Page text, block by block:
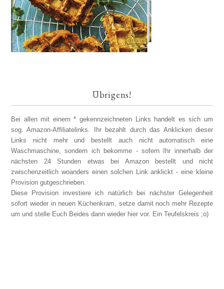
Übrigens!
Bei allen mit einem * gekennzeichneten Links handelt es sich um
sog. Amazon-Affiliatelinks. Ihr bezahlt durch das Anklicken dieser
Links nicht mehr und bestellt auch nicht automatisch eine
Waschmaschine, sondern ich bekomme - sofern Ihr innerhalb der
nächsten 24 Stunden etwas bei Amazon bestellt und nicht
zwischenzeitlich woanders einen solchen Link anklickt - eine kleine
Provision gutgeschrieben.
Diese Provision investiere ich natürlich bei nächster Gelegenheit
sofort wieder in neuen Küchenkram, setze damit noch mehr Rezepte
um und stelle Euch Beides dann wieder hier vor. Ein Teufelskreis ;o)